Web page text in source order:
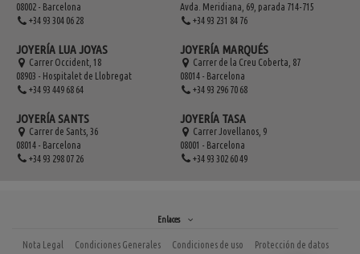
08002 - Barcelona
+34 93 304 06 28
JOYERÍA LUA JOYAS
Carrer Occident, 18
08903 - Hospitalet de Llobregat
+34 93 449 68 64
JOYERÍA SANTS
Carrer de Sants, 36
08014 - Barcelona
+34 93 298 07 26
Avda. Meridiana, 69, parada 714-715
+34 93 231 84 76
JOYERÍA MARQUÉS
Carrer de la Creu Coberta, 87
08014 - Barcelona
+34 93 296 70 68
JOYERÍA TASA
Carrer Jovellanos, 9
08001 - Barcelona
+34 93 302 60 49
Enlaces
Nota Legal Condiciones Generales Condiciones de uso Protección de datos